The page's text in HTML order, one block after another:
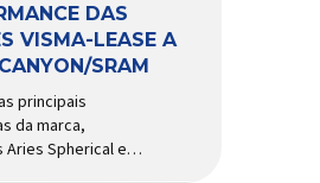
DAS
VISMA-LEASE A
SRAM
principais
da marca,
Spherical e